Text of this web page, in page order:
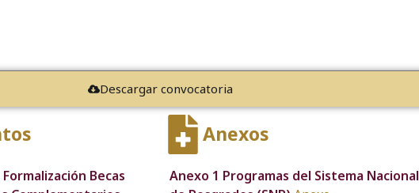
Descargar convocatoria
Becas
Anexos
Anexo 1 Programas del Sistema Nacional